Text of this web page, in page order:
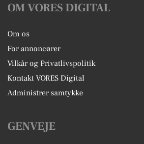
OM VORES DIGITAL
Om os
For annoncører
Vilkår og Privatlivspolitik
Kontakt VORES Digital
Administrer samtykke
GENVEJE